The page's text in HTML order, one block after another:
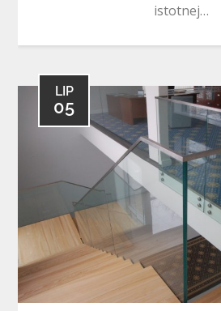
istotnej…
LIP
05